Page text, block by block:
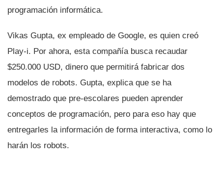
programación informática.
Vikas Gupta, ex empleado de Google, es quien creó
Play-i. Por ahora, esta compañí­a busca recaudar
$250.000 USD, dinero que permitirá fabricar dos
modelos de robots. Gupta, explica que se ha
demostrado que pre-escolares pueden aprender
conceptos de programación, pero para eso hay que
entregarles la información de forma interactiva, como lo
harán los robots.